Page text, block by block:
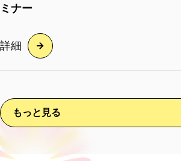
ミナー
詳細
もっと見る